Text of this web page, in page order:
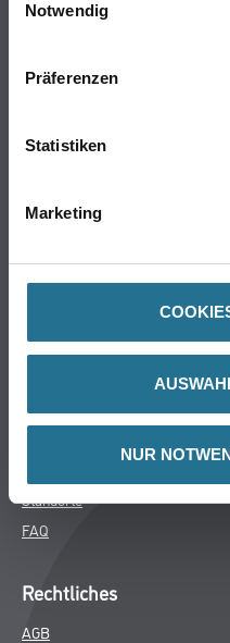
Notwendig
Präferenzen
Statistiken
Marketing
NUR
Online-Shop
Putze- und Spachtelmassen
Wand- & Deckenbeläge
Winkler & Gräbner
Services
Standorte
FAQ
Rechtliches
AGB